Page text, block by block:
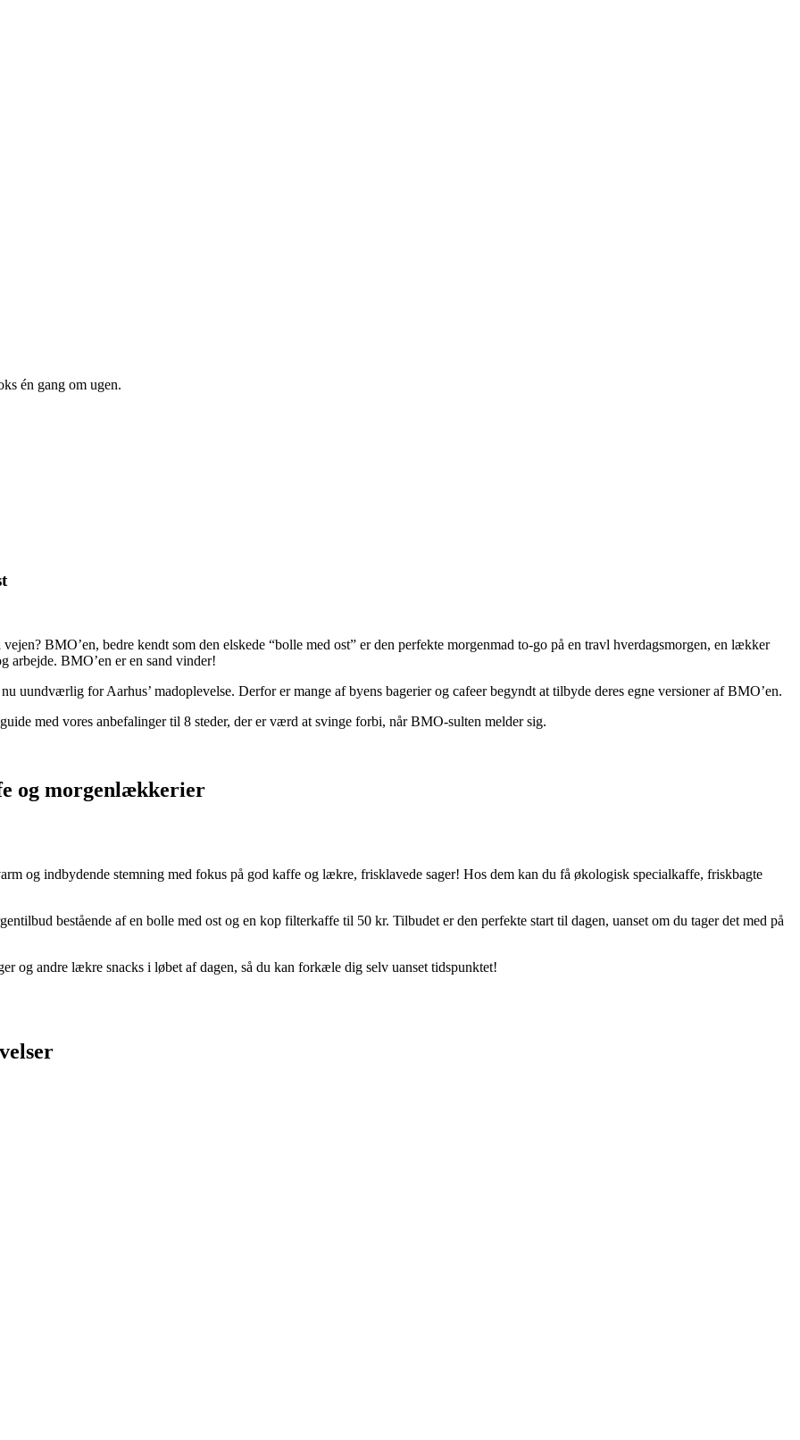
én gang om ugen.
BMO’en, bedre kendt som den elskede “bolle med ost” er den perfekte morgenmad to-go på en travl hverdagsmorgen, en lækker
arbejde. BMO’en er en sand vinder!
uundværlig for Aarhus’ madoplevelse. Derfor er mange af byens bagerier og cafeer begyndt at tilbyde deres egne versioner af BMO’en.
med vores anbefalinger til 8 steder, der er værd at svinge forbi, når BMO-sulten melder sig.
og morgenlækkerier
og indbydende stemning med fokus på god kaffe og lækre, frisklavede sager! Hos dem kan du få økologisk specialkaffe, friskbagte
bestående af en bolle med ost og en kop filterkaffe til 50 kr. Tilbudet er den perfekte start til dagen, uanset om du tager det med på
og andre lækre snacks i løbet af dagen, så du kan forkæle dig selv uanset tidspunktet!